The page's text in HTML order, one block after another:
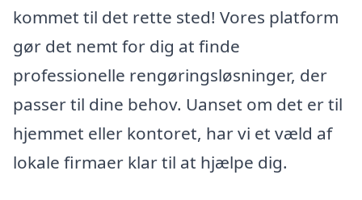
kommet til det rette sted! Vores platform
gør det nemt for dig at finde
professionelle rengøringsløsninger, der
passer til dine behov. Uanset om det er til
hjemmet eller kontoret, har vi et væld af
lokale firmaer klar til at hjælpe dig.